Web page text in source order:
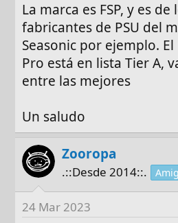
La marca es FSP, y es
fabricantes de PSU del
Seasonic por ejemplo.
Pro está en lista Tier A,
entre las mejores
Un saludo
Zooropa
.::Desde 2014::.
24 Mar 2023